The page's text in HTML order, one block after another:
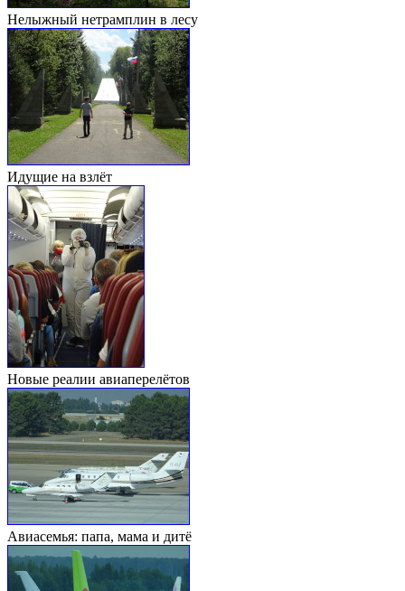
Нелыжный нетрамплин в лесу
Идущие на взлёт
Новые реалии авиаперелётов
Авиасемья: папа, мама и дитё